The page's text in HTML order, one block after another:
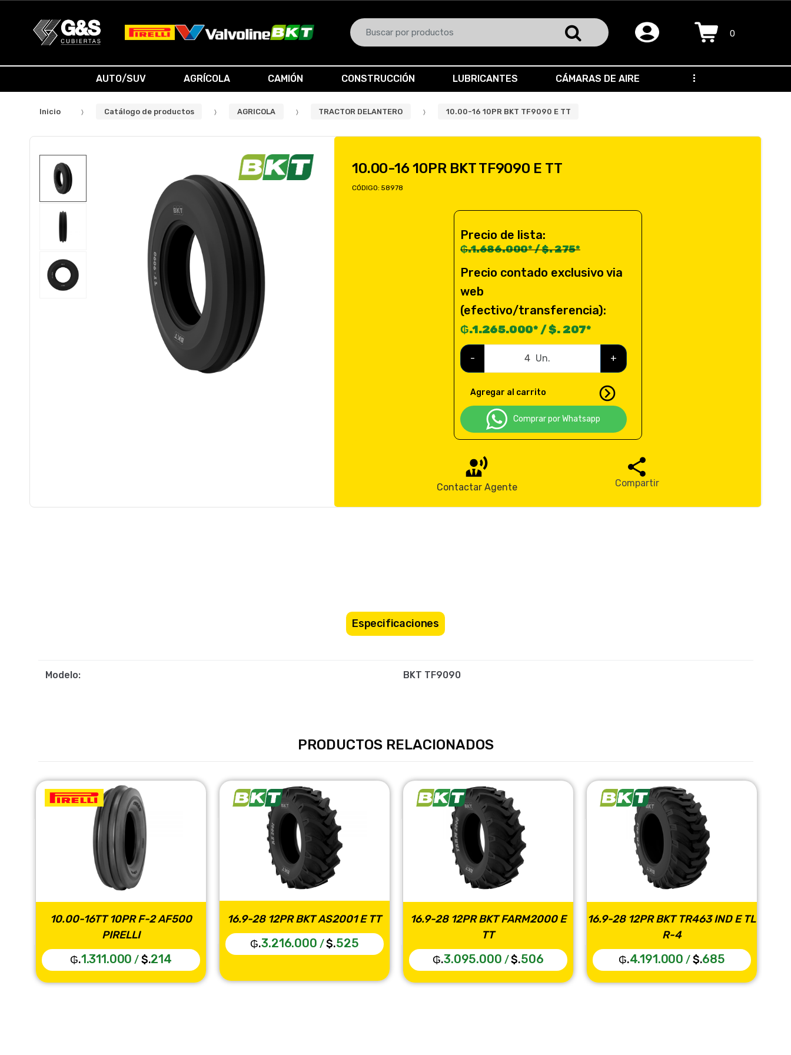
B
u
c
a
r
p
r
0
AUTO/SUV AGRÍCOLA CAMIÓN CONSTRUCCIÓN LUBRICANTES CÁMARAS DE AIRE ...
Inicio Catálogo de productos AGRICOLA TRACTOR DELANTERO 10.00-16 10PR BKT TF9090 E TT
10.00-16 10PR BKT TF9090 E TT
CÓDIGO: 58978
Precio de lista:
₲.1.686.000* / $. 275*
Precio contado exclusivo via
web
(efectivo/transferencia):
₲.1.265.000* / $. 207*
- Un. +
Agregar al carrito
Comprar por Whatsapp
Contactar Agente Compartir
Especificaciones
Modelo: BKT TF9090
PRODUCTOS RELACIONADOS
10.00-16TT 10PR F-2 AF500
PIRELLI
₲.1.311.000 / $.214
16.9-28 12PR BKT AS2001 E TT
₲.3.216.000 /$.525
16.9-28 12PR BKT FARM2000 E
TT
₲.3.095.000 /$.506
16.9-28 12PR BKT TR463 IND E TL
R-4
₲.4.191.000 / $.685